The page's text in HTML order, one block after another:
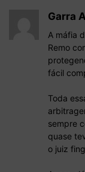
Garra
A máfia
Remo
fácil
Toda
sempre
quase
o juiz